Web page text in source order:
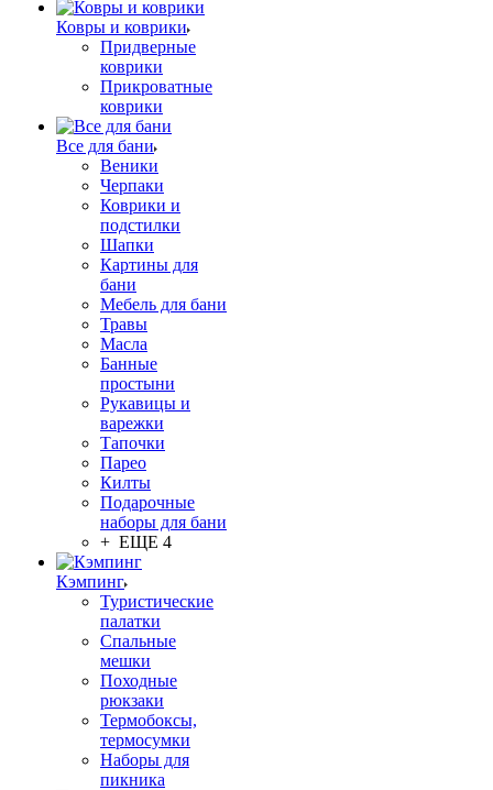
Ковры и коврики
Придверные
коврики
Прикроватные
коврики
Все для бани
Веники
Черпаки
Коврики и
подстилки
Шапки
Картины для
бани
Мебель для бани
Травы
Масла
Банные
простыни
Рукавицы и
варежки
Тапочки
Парео
Килты
Подарочные
наборы для бани
+ ЕЩЕ 4
Кэмпинг
Туристические
палатки
Спальные
мешки
Походные
рюкзаки
Термобоксы,
термосумки
Наборы для
пикника